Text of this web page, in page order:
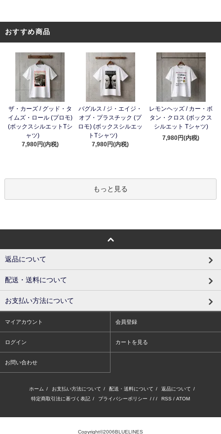
おすすめ商品
ザ・カーズ / グッド・タ
イムズ・ロール (プロモ)
(ボックスシルエットTシ
ャツ)
7,980円(内税)
バグルス / ジ・エイジ・
オブ・プラスチック (プ
ロモ) (ボックスシルエッ
トTシャツ)
7,980円(内税)
レモンヘッズ / カー・ボ
タン・クロス (ボックス
シルエット Tシャツ)
7,980円(内税)
もっと見る
返品について
配送・送料について
お支払い方法について
マイアカウント 会員登録
ログイン カートを見る
お問い合わせ
ホーム / お支払い方法について / 配送・送料について / 返品について /
特定商取引法に基づく表記 / プライバシーポリシー / / / RSS / ATOM
Copyright©2006BLUELINES